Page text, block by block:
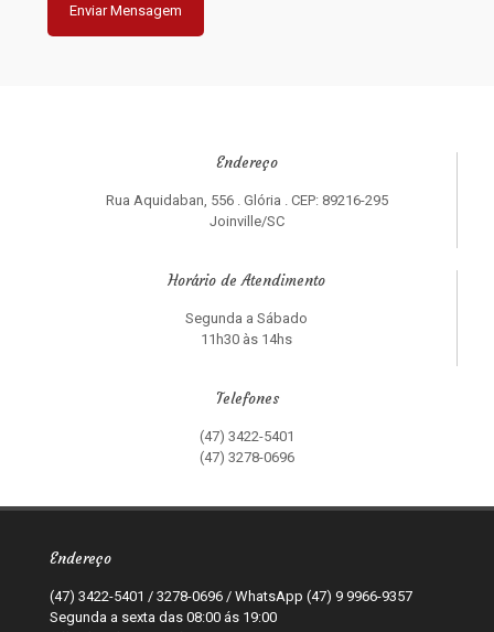
Endereço
Rua Aquidaban, 556 . Glória . CEP: 89216-295
Joinville/SC
Horário de Atendimento
Segunda a Sábado
11h30 às 14hs
Telefones
(47) 3422-5401
(47) 3278-0696
Endereço
(47) 3422-5401 / 3278-0696 / WhatsApp (47) 9 9966-9357
Segunda a sexta das 08:00 ás 19:00